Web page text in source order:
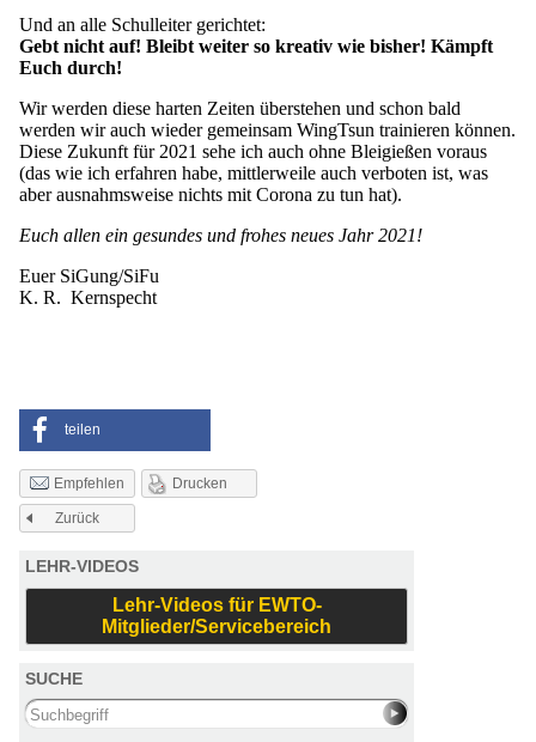
Und an alle Schulleiter gerichtet:
Gebt nicht auf! Bleibt weiter so kreativ wie bisher! Kämpft
Euch durch!
Wir werden diese harten Zeiten überstehen und schon bald
werden wir auch wieder gemeinsam WingTsun trainieren können.
Diese Zukunft für 2021 sehe ich auch ohne Bleigießen voraus
(das wie ich erfahren habe, mittlerweile auch verboten ist, was
aber ausnahmsweise nichts mit Corona zu tun hat).
Euch allen ein gesundes und frohes neues Jahr 2021!
Euer SiGung/SiFu
K. R. Kernspecht
teilen
Empfehlen Drucken
Zurück
LEHR-VIDEOS
Lehr-Videos für EWTO-
Mitglieder/Servicebereich
SUCHE
Search this site